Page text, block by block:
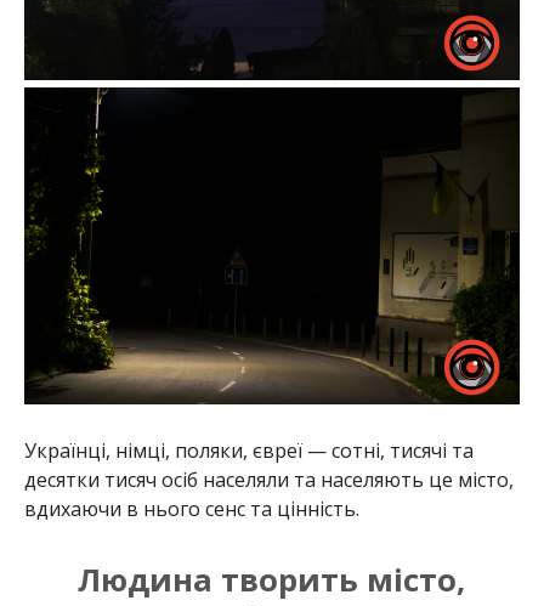
Українці, німці, поляки, євреї — сотні, тисячі та
десятки тисяч осіб населяли та населяють це місто,
вдихаючи в нього сенс та цінність.
Людина творить місто,